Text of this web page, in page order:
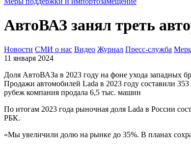
АвтоВАЗ занял треть
Новости СМИ о нас Видео Журнал Пресс-служба
11 января 2024
Доля АвтоВАЗа в 2023 году на фоне ухода западных
Продажи автомобилей Lada в 2023 году составили
рубеж компания продала 6,5 тыс. машин
По итогам 2023 года рыночная доля Lada в России
РБК.
«Мы увеличили долю на рынке до 35%. В планах